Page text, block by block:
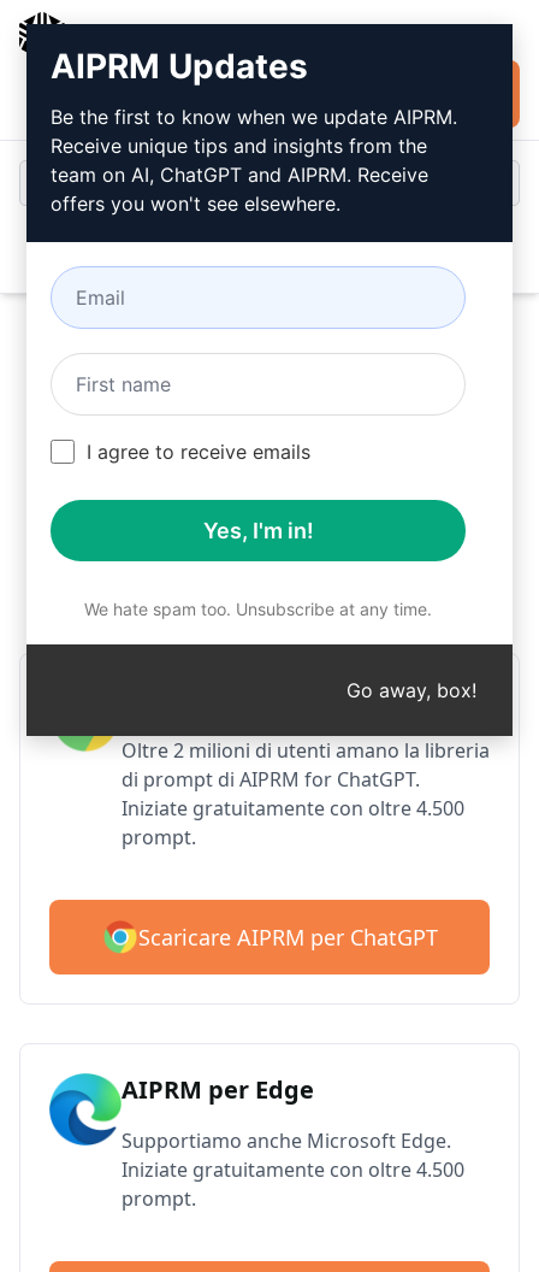
gratuitamente
Provate questoPrompt
ChatGPT
Passo 1: Scaricare gratuitamente
AIPRM
AIPRM per Google Chrome
Oltre 2 milioni di utenti amano la libreria
di prompt di AIPRM for ChatGPT.
Iniziate gratuitamente con oltre 4.500
prompt.
Scaricare AIPRM per ChatGPT
AIPRM per Edge
Supportiamo anche Microsoft Edge.
Iniziate gratuitamente con oltre 4.500
prompt.
AIPRM Updates
Be the first to know when we update AIPRM.
Receive unique tips and insights from the
team on AI, ChatGPT and AIPRM. Receive
offers you won't see elsewhere.
I agree to receive emails
Yes, I'm in!
We hate spam too. Unsubscribe at any time.
Go away, box!